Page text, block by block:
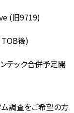
(旧9719)
TOB後)
テック合併予定開
ム調査をご希望の方